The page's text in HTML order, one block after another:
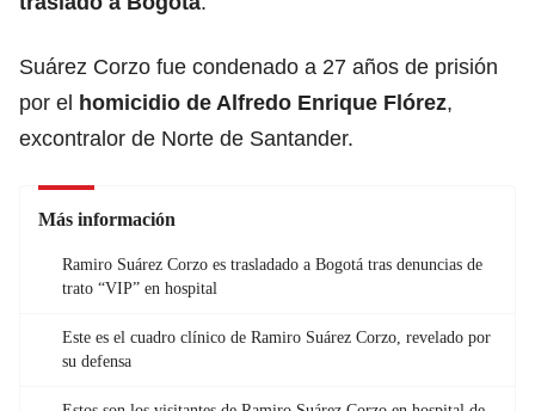
Suárez Corzo fue condenado a 27 años de prisión
por el homicidio de Alfredo Enrique Flórez,
excontralor de Norte de Santander.
Más información
Ramiro Suárez Corzo es trasladado a Bogotá tras denuncias de
trato “VIP” en hospital
Este es el cuadro clínico de Ramiro Suárez Corzo, revelado por
su defensa